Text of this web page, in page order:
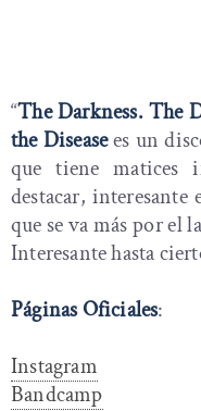
“The Darkness. The
the Diseasees un
que tiene matices
destacar, interesante
que se va más por el
Interesante hasta
Páginas Oficiales:
Instagram
Bandcamp